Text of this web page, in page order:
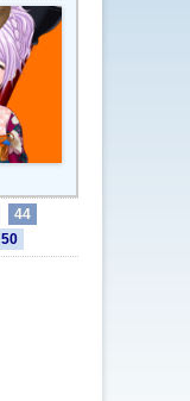
44
50